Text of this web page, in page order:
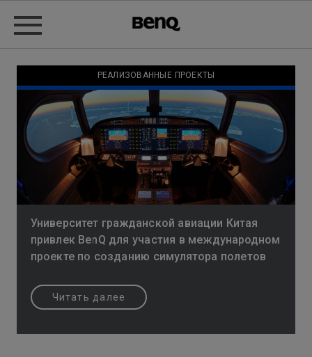
РЕАЛИЗОВАННЫЕ ПРОЕКТЫ
Университет гражданской авиации Китая
привлек BenQ для участия в международном
проекте по созданию симулятора полетов
Читать далее